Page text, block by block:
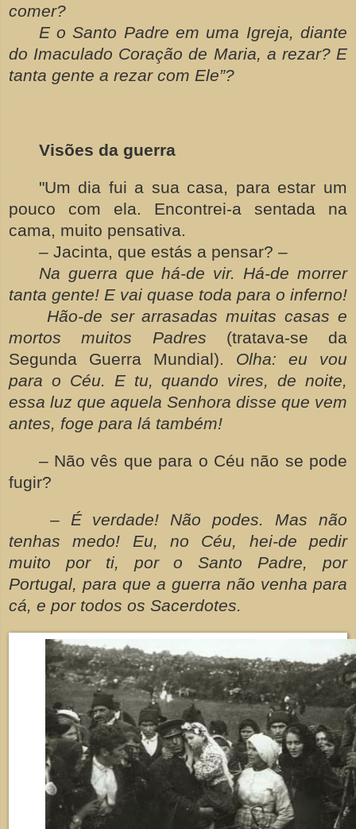
comer?
E o Santo Padre em uma Igreja, diante
do Imaculado Coração de Maria, a rezar? E
tanta gente a rezar com Ele”?
Visões da guerra
"Um dia fui a sua casa, para estar um
pouco com ela. Encontrei-a sentada na
cama, muito pensativa.
– Jacinta, que estás a pensar? –
Na guerra que há-de vir. Há-de morrer
tanta gente! E vai quase toda para o inferno!
Hão-de ser arrasadas muitas casas e
mortos muitos Padres (tratava-se da
Segunda Guerra Mundial). Olha: eu vou
para o Céu. E tu, quando vires, de noite,
essa luz que aquela Senhora disse que vem
antes, foge para lá também!
– Não vês que para o Céu não se pode
fugir?
– É verdade! Não podes. Mas não
tenhas medo! Eu, no Céu, hei-de pedir
muito por ti, por o Santo Padre, por
Portugal, para que a guerra não venha para
cá, e por todos os Sacerdotes.